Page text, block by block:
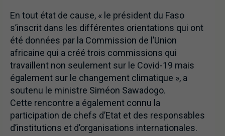
En tout état de cause, « le président du Faso
s’inscrit dans les différentes orientations qui ont
été données par la Commission de l’Union
africaine qui a créé trois commissions qui
travaillent non seulement sur le Covid-19 mais
également sur le changement climatique », a
soutenu le ministre Siméon Sawadogo.
Cette rencontre a également connu la
participation de chefs d’Etat et des responsables
d’institutions et d’organisations internationales.